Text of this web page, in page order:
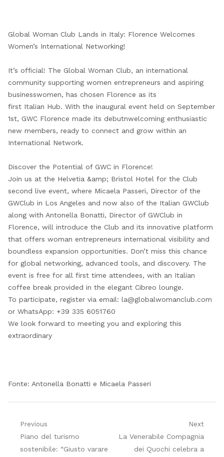
Global Woman Club Lands in Italy: Florence Welcomes
Women’s International Networking!
It’s official! The Global Woman Club, an international
community supporting women entrepreneurs and aspiring
businesswomen, has chosen Florence as its
first Italian Hub. With the inaugural event held on September
1st, GWC Florence made its debutnwelcoming enthusiastic
new members, ready to connect and grow within an
International Network.
Discover the Potential of GWC in Florence!
Join us at the Helvetia &amp; Bristol Hotel for the Club
second live event, where Micaela Passeri, Director of the
GWClub in Los Angeles and now also of the Italian GWClub
along with Antonella Bonatti, Director of GWClub in
Florence, will introduce the Club and its innovative platform
that offers woman entrepreneurs international visibility and
boundless expansion opportunities. Don’t miss this chance
for global networking, advanced tools, and discovery. The
event is free for all first time attendees, with an Italian
coffee break provided in the elegant Cibreo lounge.
To participate, register via email: la@globalwomanclub.com
or WhatsApp: +39 335 6051760
We look forward to meeting you and exploring this
extraordinary
Fonte: Antonella Bonatti e Micaela Passeri
Navigazione
articoli
Previous
Previous
post:
Piano del turismo
sostenibile: “Giusto varare
Next
Next
post:
La Venerabile Compagnia
dei Quochi celebra a